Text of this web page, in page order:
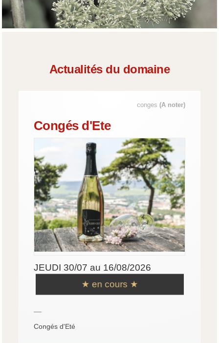
Actualités du domaine
conges(A noter)
Congés d'Ete
JEUDI 30/07 au 16/08/2026
★ en cours ★
—
Congés d'Eté